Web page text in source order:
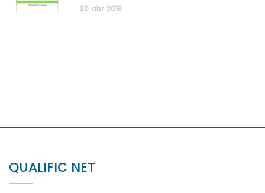
30 abr 2018
QUALIFIC NET